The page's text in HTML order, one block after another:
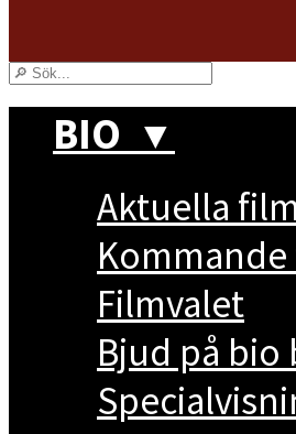
BIO ▼
Aktuella
Filmvalet
Bjud på